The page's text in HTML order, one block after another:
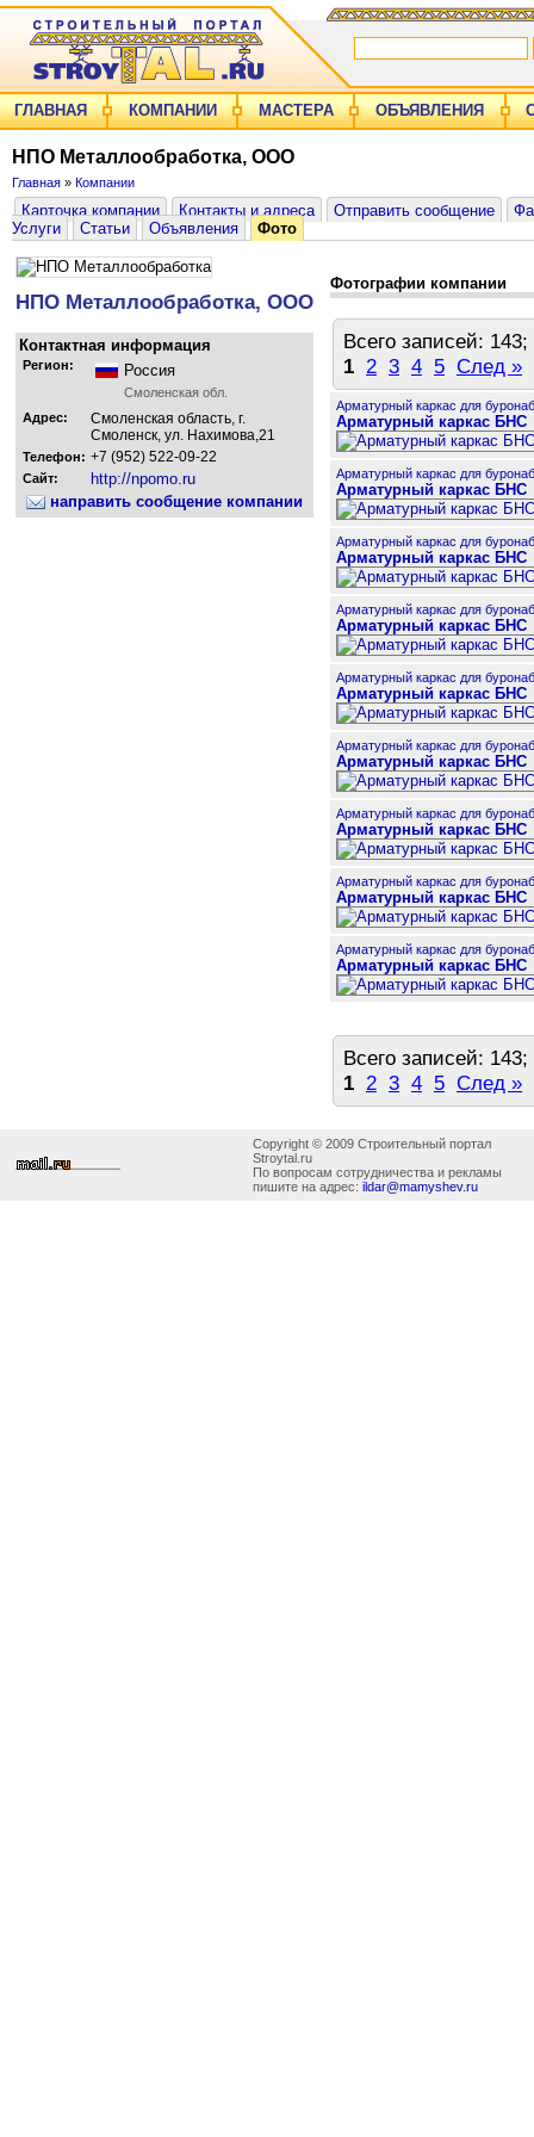
ГЛАВНАЯ КОМПАНИИ МАСТЕРА ОБЪЯВЛЕНИЯ
НПО Металлообработка, ООО
Главная » Компании
Карточка компании Контакты и адреса Отправить сообщение
Услуги
Статьи Объявления Фото
НПО Металлообработка, ООО
Контактная информация
Регион: Россия
Смоленская обл.
Адрес:
Смоленская область, г.
Смоленск, ул. Нахимова,21
Телефон: +7 (952) 522-09-22
Сайт:
http://npomo.ru
направить сообщение компании
Фотографии компании
Всего записей:
1 2 3 4 5 След »
Арматурный каркас для
Арматурный каркас БНС
Арматурный каркас для
Арматурный каркас БНС
Арматурный каркас для
Арматурный каркас БНС
Арматурный каркас для
Арматурный каркас БНС
Арматурный каркас для
Арматурный каркас БНС
Арматурный каркас для
Арматурный каркас БНС
Арматурный каркас для
Арматурный каркас БНС
Арматурный каркас для
Арматурный каркас БНС
Арматурный каркас для
Арматурный каркас БНС
Всего записей:
1 2 3 4 5 След »
Copyright © 2009 Строительный портал
Stroytal.ru
По вопросам сотрудничества и рекламы
пишите на адрес: ildar@mamyshev.ru